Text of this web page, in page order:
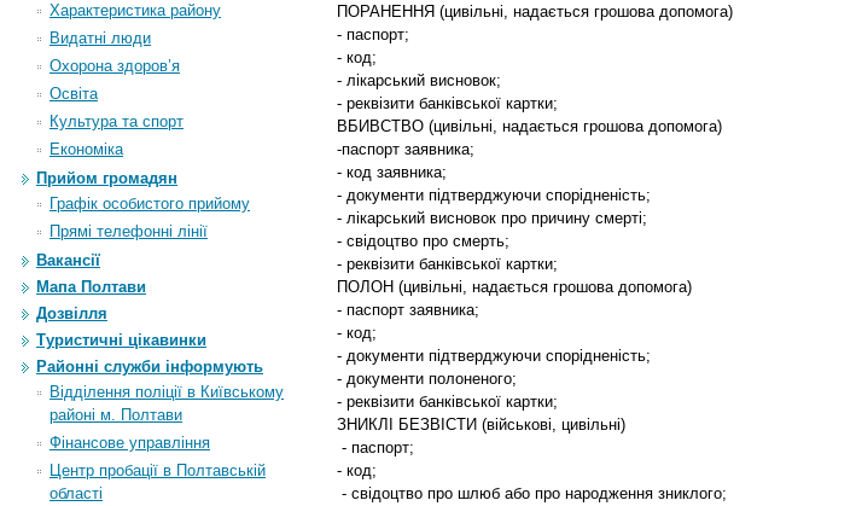
Характеристика району
Видатні люди
Охорона здоров’я
Освіта
Культура та спорт
Економіка
Прийом громадян
Графік особистого прийому
Прямі телефонні лінії
Вакансії
Мапа Полтави
Дозвілля
Туристичні цікавинки
Районні служби інформують
Відділення поліції в Київському
районі м. Полтави
Фінансове управління
Центр пробації в Полтавській
області
ПОРАНЕННЯ (цивільні, надається грошова допомога)
- паспорт;
- код;
- лікарський висновок;
- реквізити банківської картки;
ВБИВСТВО (цивільні, надається грошова допомога)
-паспорт заявника;
- код заявника;
- документи підтверджуючи спорідненість;
- лікарський висновок про причину смерті;
- свідоцтво про смерть;
- реквізити банківської картки;
ПОЛОН (цивільні, надається грошова допомога)
- паспорт заявника;
- код;
- документи підтверджуючи спорідненість;
- документи полоненого;
- реквізити банківської картки;
ЗНИКЛІ БЕЗВІСТИ (військові, цивільні)
- паспорт;
- код;
- свідоцтво про шлюб або про народження зниклого;